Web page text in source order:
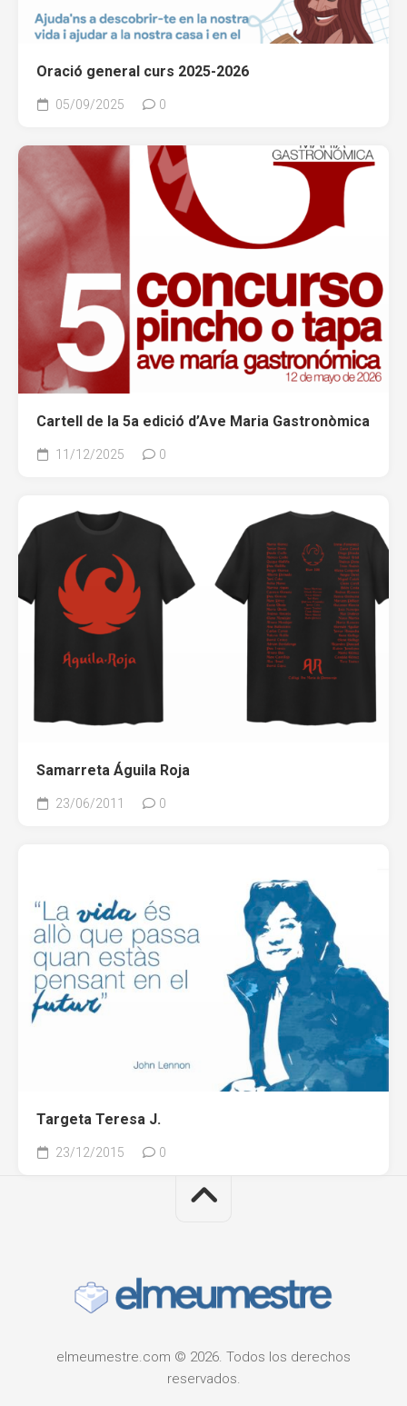
Oració general curs 2025-2026
05/09/2025 0
Cartell de la 5a edició d’Ave Maria Gastronòmica
11/12/2025 0
Samarreta Águila Roja
23/06/2011 0
Targeta Teresa J.
23/12/2015 0
elmeumestre.com © 2026. Todos los derechos
reservados.